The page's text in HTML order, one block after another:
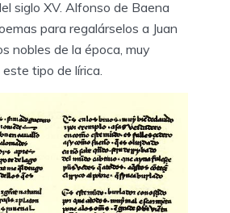
siglo XV. Alfonso de Baena
para regalárselos a Juan
nobles de la época, muy
tipo de lírica.